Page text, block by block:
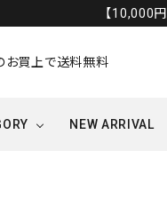
【10,000
買上で送料無料
NEW ARRIVAL